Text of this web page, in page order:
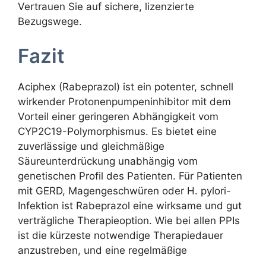
Vertrauen Sie auf sichere, lizenzierte
Bezugswege.
Fazit
Aciphex (Rabeprazol) ist ein potenter, schnell
wirkender Protonenpumpeninhibitor mit dem
Vorteil einer geringeren Abhängigkeit vom
CYP2C19-Polymorphismus. Es bietet eine
zuverlässige und gleichmäßige
Säureunterdrückung unabhängig vom
genetischen Profil des Patienten. Für Patienten
mit GERD, Magengeschwüren oder H. pylori-
Infektion ist Rabeprazol eine wirksame und gut
verträgliche Therapieoption. Wie bei allen PPIs
ist die kürzeste notwendige Therapiedauer
anzustreben, und eine regelmäßige